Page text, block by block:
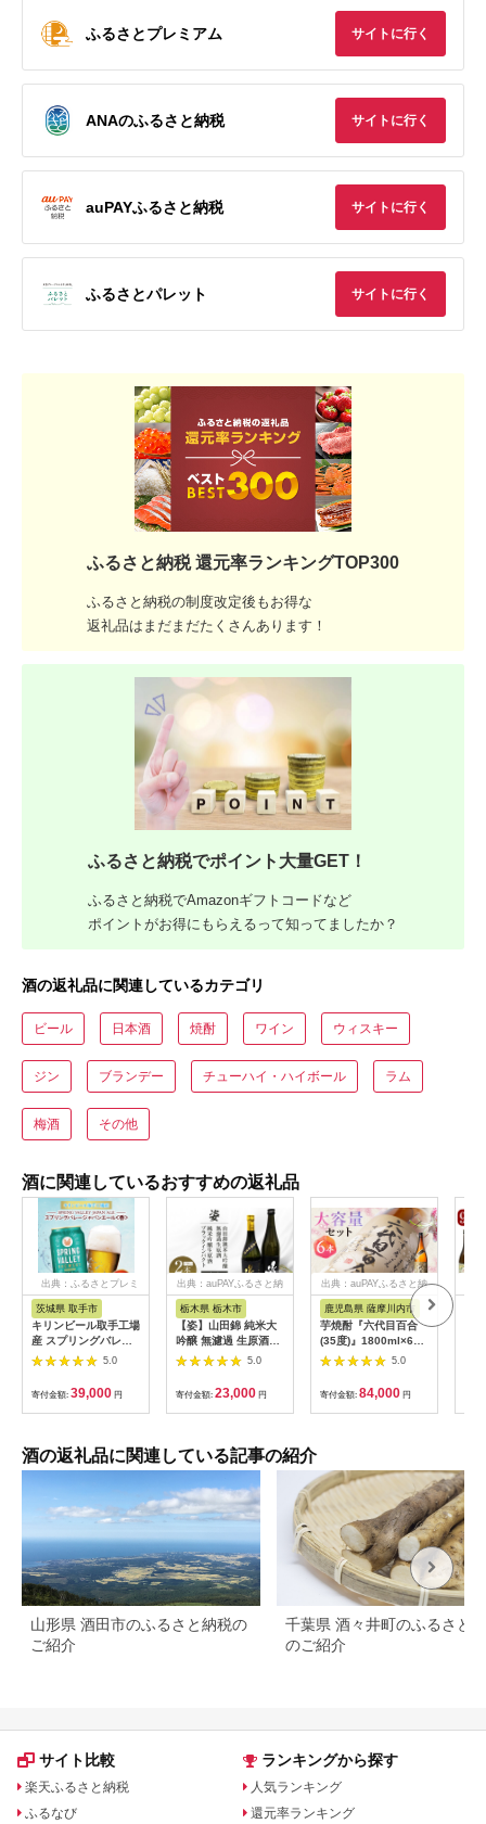
ふるさとプレミアム サイトに行く
ANAのふるさと納税 サイトに行く
auPAYふるさと納税 サイトに行く
ふるさとパレット サイトに行く
ふるさと納税 還元率ランキングTOP300
ふるさと納税の制度改定後もお得な
返礼品はまだまだたくさんあります！
ふるさと納税でポイント大量GET！
ふるさと納税でAmazonギフトコードなど
ポイントがお得にもらえるって知ってましたか？
酒の返礼品に関連しているカテゴリ
ビール 日本酒 焼酎 ワイン ウィスキー
ジン ブランデー チューハイ・ハイボール ラム
梅酒 その他
酒に関連しているおすすめの返礼品
出典：ふるさとプレミ
茨城県 取手市
キリンビール取手工場
産 スプリングバレー
ジャパンエール〈香〉
350ml缶-24本×2ケー
ス|KIRIN 麒麟 ビール
クラフトビール
SPRING VALLEY
手市（AB076-1）
5.0
寄付金額: 39,000 円
出典：auPAYふるさと納
栃木県 栃木市
【姿】山田錦 純米大
吟醸 無濾過 生原酒・
純米吟醸生原酒Black
Impact セット｜ お酒
さけ 日本酒 地酒 純米
大吟醸 無濾過 原酒 人
気 ギフト 栃木
5.0
寄付金額: 23,000 円
出典：auPAYふるさと納
税
鹿児島県 薩摩川内市
芋焼酎『六代目百合
(35度)』1800ml×6本
セット 塩田酒造 ISR-
5.0
寄付金額: 84,000 円
酒の返礼品に関連している記事の紹介
山形県 酒田市のふるさと納税の
ご紹介
千葉県 酒々井町のふるさと
のご紹介
サイト比較
楽天ふるさと納税
ふるなび
ランキングから探す
人気ランキング
還元率ランキング